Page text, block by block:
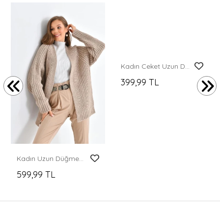
Kadın Uzun Düğmesiz Triko Ceket
599,99 TL
Kadın Ceket Uzun Düğmesiz Örgü Desenli Örme Ceket Siyah - 5795
399,99 TL